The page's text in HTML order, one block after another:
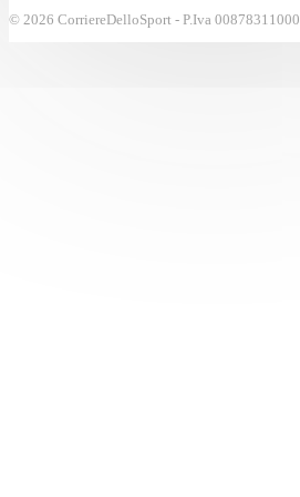
© 2026 CorriereDelloSport - P.Iva 00878311000